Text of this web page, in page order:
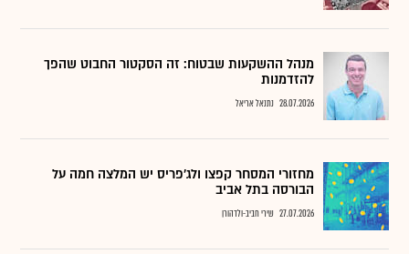
מנהל ההשקעות שבטוח: זה הסקטור החבוט שהפך
להזדמנות
28.07.2026 נתנאל אריאל
מחזורי המסחר קפצו ולג'פריס יש המלצה חמה על
הבורסה בתל אביב
27.07.2026 שירי חביב-ולדהורן